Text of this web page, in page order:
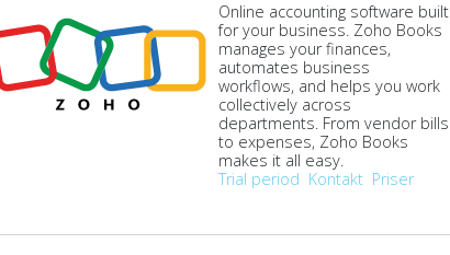
Online accounting software built
for your business. Zoho Books
manages your finances,
automates business
workflows, and helps you work
collectively across
departments. From vendor bills
to expenses, Zoho Books
makes it all easy.
Trial period Kontakt Priser